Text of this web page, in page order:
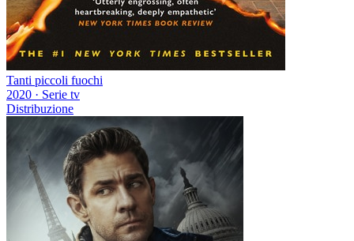
Tanti piccoli fuochi
2020 · Serie tv
Distribuzione